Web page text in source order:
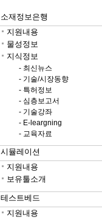
소재정보은행
지원내용
물성정보
지식정보
- 최신뉴스
- 기술/시장동향
- 특허정보
- 심층보고서
- 기술강좌
- E-leargning
- 교육자료
시뮬레이션
지원내용
보유툴소개
테스트베드
지원내용